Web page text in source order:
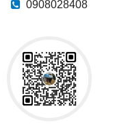
0908028408